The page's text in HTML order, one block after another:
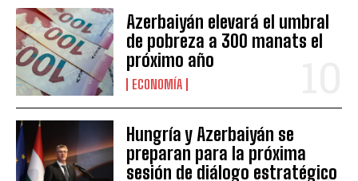
Azerbaiyán elevará el umbral
de pobreza a 300 manats el
próximo año
ECONOMÍA
Hungría y Azerbaiyán se
preparan para la próxima
sesión de diálogo estratégico